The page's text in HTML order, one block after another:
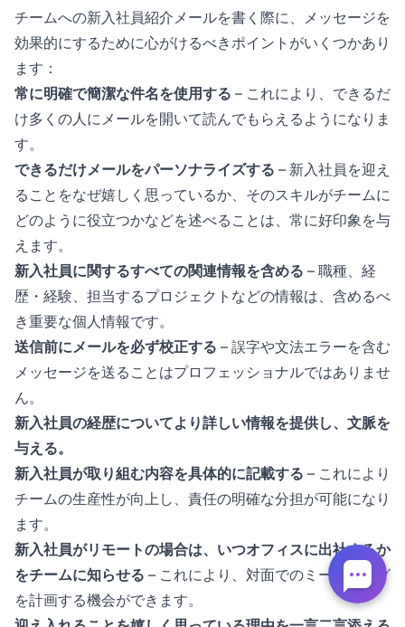
チームへの新入社員紹介メールを書く際に、メッセージを
効果的にするために心がけるべきポイントがいくつかあり
ます：
常に明確で簡潔な件名を使用する – これにより、できるだ
け多くの人にメールを開いて読んでもらえるようになりま
す。
できるだけメールをパーソナライズする – 新入社員を迎え
ることをなぜ嬉しく思っているか、そのスキルがチームに
どのように役立つかなどを述べることは、常に好印象を与
えます。
新入社員に関するすべての関連情報を含める – 職種、経
歴・経験、担当するプロジェクトなどの情報は、含めるべ
き重要な個人情報です。
送信前にメールを必ず校正する – 誤字や文法エラーを含む
メッセージを送ることはプロフェッショナルではありませ
ん。
新入社員の経歴についてより詳しい情報を提供し、文脈を
与える。
新入社員が取り組む内容を具体的に記載する – これにより
チームの生産性が向上し、責任の明確な分担が可能になり
ます。
新入社員がリモートの場合は、いつオフィスに出社するか
をチームに知らせる – これにより、対面でのミーティング
を計画する機会ができます。